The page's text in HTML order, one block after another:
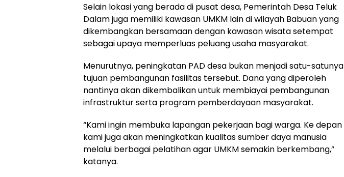
Selain lokasi yang berada di pusat desa, Pemerintah Desa Teluk
Dalam juga memiliki kawasan UMKM lain di wilayah Babuan yang
dikembangkan bersamaan dengan kawasan wisata setempat
sebagai upaya memperluas peluang usaha masyarakat.
Menurutnya, peningkatan PAD desa bukan menjadi satu-satunya
tujuan pembangunan fasilitas tersebut. Dana yang diperoleh
nantinya akan dikembalikan untuk membiayai pembangunan
infrastruktur serta program pemberdayaan masyarakat.
“Kami ingin membuka lapangan pekerjaan bagi warga. Ke depan
kami juga akan meningkatkan kualitas sumber daya manusia
melalui berbagai pelatihan agar UMKM semakin berkembang,”
katanya.